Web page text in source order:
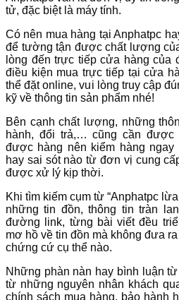
tử, đặc biệt là máy tính.
Có nên mua hàng tại Anphatpc
để tường tận được chất lượng
lòng đến trực tiếp cửa hàng của
điều kiện mua trực tiếp tại cửa
thể đặt online, vui lòng truy cập
kỹ về thông tin sản phẩm nhé!
Bên cạnh chất lượng, những
hành, đổi trả,… cũng cần được
được hàng nên kiểm hàng
hay sai sót nào từ đơn vị cung
được xử lý kịp thời.
Khi tìm kiếm cụm từ “Anphatpc
những tin đồn, thông tin tràn
đường link, từng bài viết đều
mơ hồ về tin đồn mà không đưa
chứng cứ cụ thể nào.
Những phàn nàn hay bình luận
từ những nguyên nhân khách
chính sách mua hàng, bảo hành